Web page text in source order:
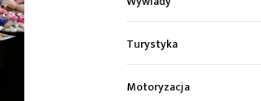
Turystyka
Motoryzacja